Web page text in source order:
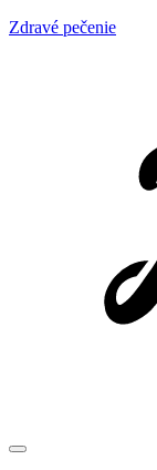
Zdravé pečenie